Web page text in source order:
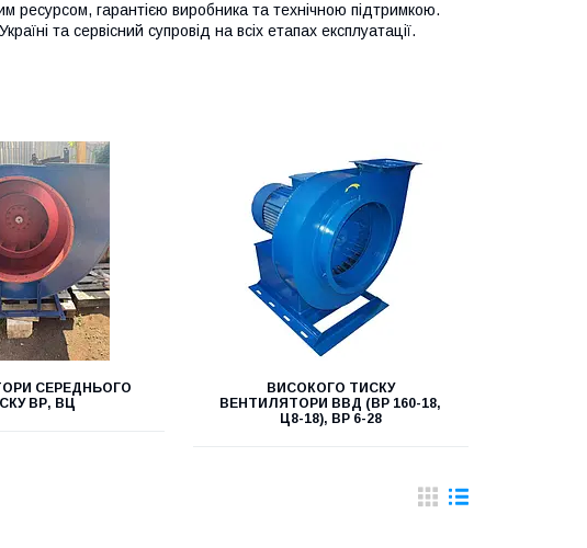
ресурсом, гарантією виробника та технічною підтримкою.
та сервісний супровід на всіх етапах експлуатації.
СЕРЕДНЬОГО
ВР, ВЦ
ВИСОКОГО ТИСКУ
ВЕНТИЛЯТОРИ ВВД (ВР 160-18,
Ц8-18), ВР 6-28